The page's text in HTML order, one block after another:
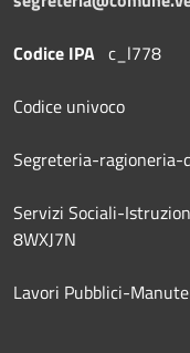
Codice IPA c_l778
Codice univoco
Segreteria-ragioneria-
Servizi Sociali-
8WXJ7N
Lavori Pubblici-